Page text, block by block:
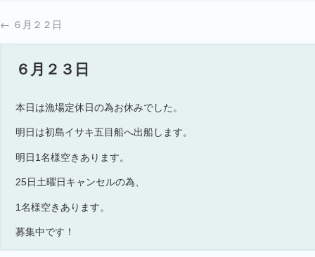
← ６月２２日
６月２３日
本日は漁場定休日の為お休みでした。
明日は初島イサキ五目船へ出船します。
明日1名様空きあります。
25日土曜日キャンセルの為、
1名様空きあります。
募集中です！